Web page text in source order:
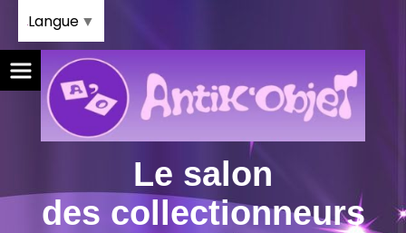
Le salon
des collectionneurs
Langue ▼